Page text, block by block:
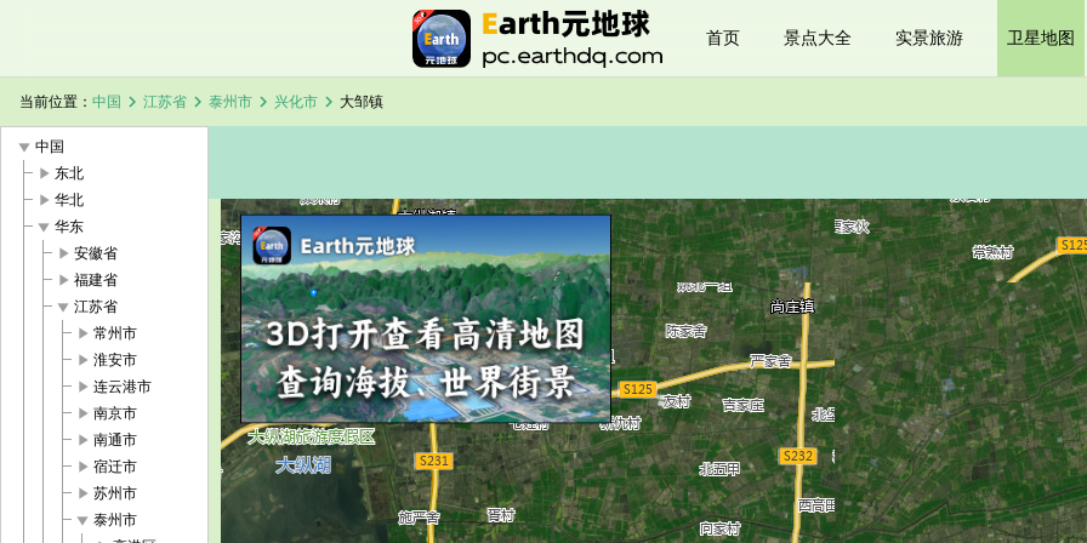
首页 景点大全 实景旅游 卫星地图
当前位置： 中国 chevron_right 江苏省 chevron_right 泰州市 chevron_right 兴化市 chevron_right 大邹镇
play_arrow 中国
play_arrow 东北
play_arrow 华北
play_arrow 华东
play_arrow 安徽省
play_arrow 福建省
play_arrow 江苏省
play_arrow 常州市
play_arrow 淮安市
play_arrow 连云港市
play_arrow 南京市
play_arrow 南通市
play_arrow 宿迁市
play_arrow 苏州市
play_arrow 泰州市
大邹镇卫星地图加载中，请稍候...